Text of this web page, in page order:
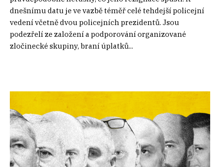
dnešnímu datu je ve vazbě téměř celé tehdejší policejní
vedení včetně dvou policejních prezidentů. Jsou
podezřelí ze založení a podporování organizované
zločinecké skupiny, braní úplatků...